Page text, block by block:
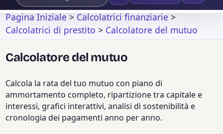
Pagina Iniziale>Calcolatrici finanziarie>
Calcolatrici di prestito > Calcolatore del mutuo
Calcolatore del mutuo
Calcola la rata del tuo mutuo con piano di
ammortamento completo, ripartizione tra capitale e
interessi, grafici interattivi, analisi di sostenibilità e
cronologia dei pagamenti anno per anno.